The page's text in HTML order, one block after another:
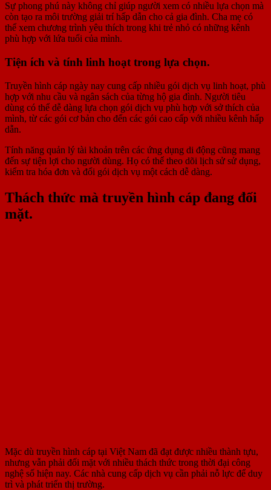
Sự phong phú này không chỉ giúp người xem có nhiều lựa chọn mà
còn tạo ra môi trường giải trí hấp dẫn cho cả gia đình. Cha mẹ có
thể xem chương trình yêu thích trong khi trẻ nhỏ có những kênh
phù hợp với lứa tuổi của mình.
Tiện ích và tính linh hoạt trong lựa chọn.
Truyền hình cáp ngày nay cung cấp nhiều gói dịch vụ linh hoạt, phù
hợp với nhu cầu và ngân sách của từng hộ gia đình. Người tiêu
dùng có thể dễ dàng lựa chọn gói dịch vụ phù hợp với sở thích của
mình, từ các gói cơ bản cho đến các gói cao cấp với nhiều kênh hấp
dẫn.
Tính năng quản lý tài khoản trên các ứng dụng di động cũng mang
đến sự tiện lợi cho người dùng. Họ có thể theo dõi lịch sử sử dụng,
kiểm tra hóa đơn và đổi gói dịch vụ một cách dễ dàng.
Thách thức mà truyền hình cáp đang đối
mặt.
Mặc dù truyền hình cáp tại Việt Nam đã đạt được nhiều thành tựu,
nhưng vẫn phải đối mặt với nhiều thách thức trong thời đại công
nghệ số hiện nay. Các nhà cung cấp dịch vụ cần phải nỗ lực để duy
trì và phát triển thị trường.